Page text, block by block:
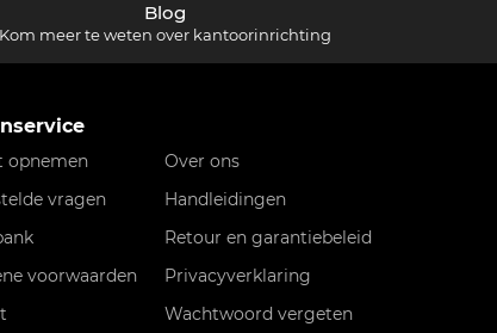
Blog
Kom meer te weten over kantoorinrichting
opnemen
Over ons
vragen
Handleidingen
Retour en garantiebeleid
voorwaarden
Privacyverklaring
Wachtwoord vergeten